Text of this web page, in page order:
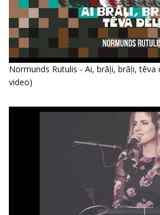
Normunds Rutulis - Ai, brāļi, brāļi, tēva
video)